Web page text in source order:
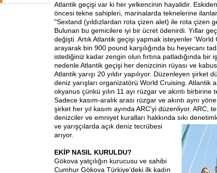
Atlantik geçişi var ki her yelkencinin hayalidir.
öncesi tekne sahipleri, marinalarda teknelerine
"Sextand (yıldızlardan rota çizen alet) ile rota çizen
Bulunan bu gemicilere iyi bir ücret ödenirdi. Yıllar
değişti. Artık Atlantik geçişi yapmak isteyenler 'World
arayarak bin 900 pound karşılığında bu heyecanı
istediğiniz kadar zengin olun fırtına patladığında bir
nedenle Atlantik geçişi her denizcinin rüyası ve
Atlantik yarışı 20 yıldır yapılıyor. Düzenleyen şirket
deniz yarışları organizatörü World Cruising. Atlantik
okyanus çünkü yılın 11 ayı rüzgar ve akıntı birbirine
Sadece kasım-aralık arası rüzgar ve akıntı aynı
şirket her yıl kasım ayında ARC'yi düzenliyor. ARC,
denizciler ve emniyet kuralları hakkında sıkı
ve yarışçılarda açık deniz tecrübesi
arıyor.
EKİP NASIL KURULDU?
Gökova yatçılığın kurucusu ve sahibi
Cumhur Gökova Türkiye'deki ilk kadın